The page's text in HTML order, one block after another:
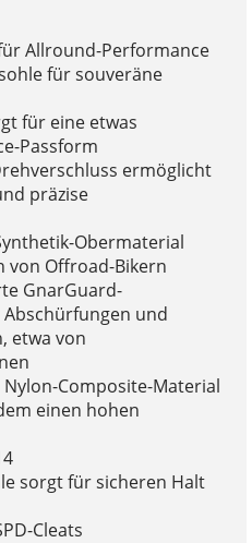
Allround-Performance
für souveräne
für eine etwas
Passform
ermöglicht
präzise
Obermaterial
von Offroad-Bikern
GnarGuard-
und
etwa von
Nylon-Composite-Material
einen hohen
sorgt für sicheren Halt
Cleats